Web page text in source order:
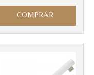
COMPRAR